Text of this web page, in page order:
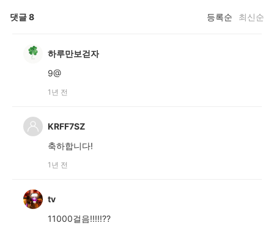
댓글8 등록순 최신순
하루만보걷자
9@
1년 전
KRFF7SZ
축하합니다!
1년 전
tv
11000걸음!!!!!??